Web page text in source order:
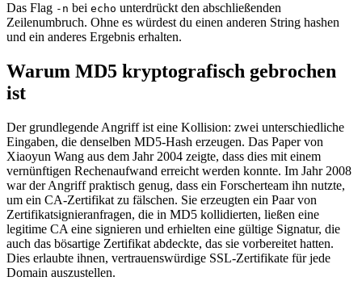
Das Flag -n bei echo unterdrückt den abschließenden
Zeilenumbruch. Ohne es würdest du einen anderen String hashen
und ein anderes Ergebnis erhalten.
Warum MD5 kryptografisch gebrochen
ist
Der grundlegende Angriff ist eine Kollision: zwei unterschiedliche
Eingaben, die denselben MD5-Hash erzeugen. Das Paper von
Xiaoyun Wang aus dem Jahr 2004 zeigte, dass dies mit einem
vernünftigen Rechenaufwand erreicht werden konnte. Im Jahr 2008
war der Angriff praktisch genug, dass ein Forscherteam ihn nutzte,
um ein CA-Zertifikat zu fälschen. Sie erzeugten ein Paar von
Zertifikatsignieranfragen, die in MD5 kollidierten, ließen eine
legitime CA eine signieren und erhielten eine gültige Signatur, die
auch das bösartige Zertifikat abdeckte, das sie vorbereitet hatten.
Dies erlaubte ihnen, vertrauenswürdige SSL-Zertifikate für jede
Domain auszustellen.